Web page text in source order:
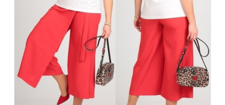
Таблица размеров одежды
Размер
Обхват
груди
(см)
Обхват
талии
(см)
Обхват
бедер
(см)
80 60-64
88